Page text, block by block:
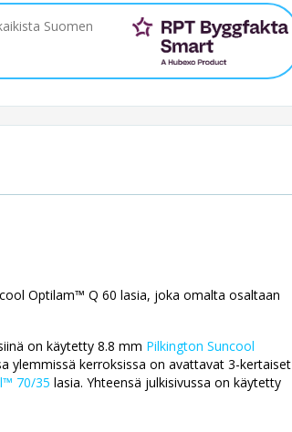
Suomen
Optilam™ Q 60 lasia, joka omalta osaltaan
on käytetty 8.8 mm Pilkington Suncool
ylemmissä kerroksissa on avattavat 3-kertaiset
70/35 lasia. Yhteensä julkisivussa on käytetty